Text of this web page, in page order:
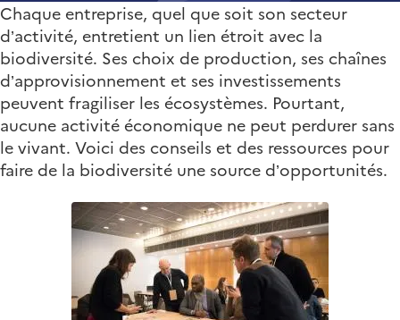
Chaque entreprise, quel que soit son secteur
d’activité, entretient un lien étroit avec la
biodiversité. Ses choix de production, ses chaînes
d’approvisionnement et ses investissements
peuvent fragiliser les écosystèmes. Pourtant,
aucune activité économique ne peut perdurer sans
le vivant. Voici des conseils et des ressources pour
faire de la biodiversité une source d’opportunités.